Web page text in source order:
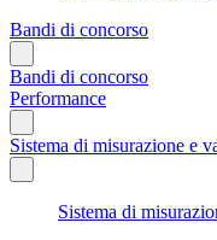
Bandi di concorso
Bandi di concorso
Performance
Sistema di misurazione e
Sistema di